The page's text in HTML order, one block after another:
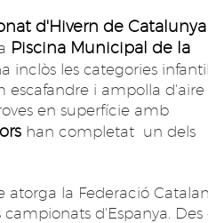
d'Hivern de
Piscina Municipal de la
inclòs les categories
escafandre i ampolla d'aire
en superfície amb
han completat un dels
la Federació
d'Espanya. Des